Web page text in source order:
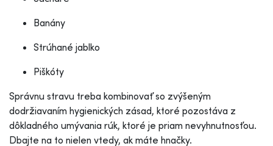
Banány
Strúhané jablko
Piškóty
Správnu stravu treba kombinovať so zvýšeným
dodržiavaním hygienických zásad, ktoré pozostáva z
dôkladného umývania rúk, ktoré je priam nevyhnutnosťou.
Dbajte na to nielen vtedy, ak máte hnačky.